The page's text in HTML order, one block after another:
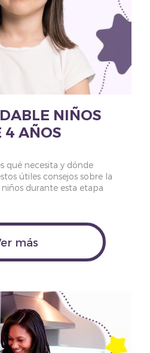
NIÑOS
4 AÑOS
qué necesita y dónde
útiles consejos sobre la
durante esta etapa
más